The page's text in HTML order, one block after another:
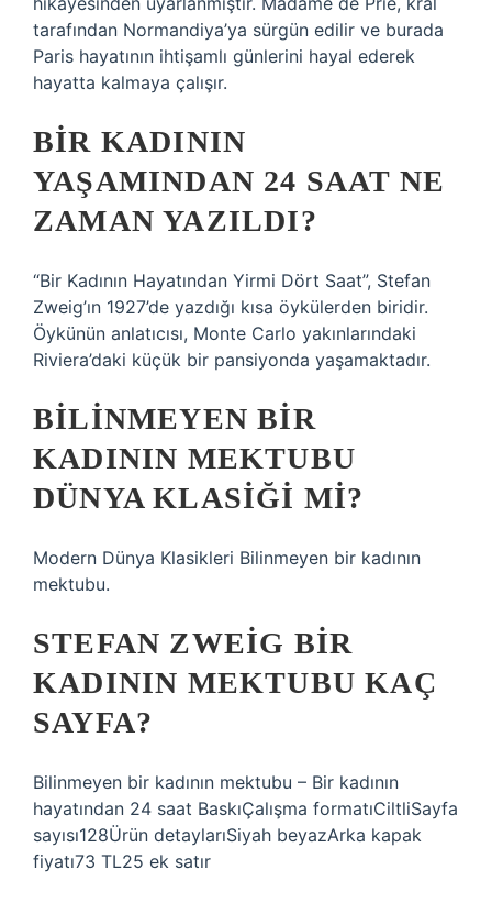
tarafından Normandiya’ya sürgün edilir ve burada
Paris hayatının ihtişamlı günlerini hayal ederek
hayatta kalmaya çalışır.
BIR KADININ
YAŞAMINDAN 24 SAAT NE
ZAMAN YAZILDI?
“Bir Kadının Hayatından Yirmi Dört Saat”, Stefan
Zweig’ın 1927’de yazdığı kısa öykülerden biridir.
Öykünün anlatıcısı, Monte Carlo yakınlarındaki
Riviera’daki küçük bir pansiyonda yaşamaktadır.
BILINMEYEN BIR
KADININ MEKTUBU
DÜNYA KLASIĞI MI?
Modern Dünya Klasikleri Bilinmeyen bir kadının
mektubu.
STEFAN ZWEIG BIR
KADININ MEKTUBU KAÇ
SAYFA?
Bilinmeyen bir kadının mektubu – Bir kadının
hayatından 24 saat BaskıÇalışma formatıCiltliSayfa
sayısı128Ürün detaylarıSiyah beyazArka kapak
fiyatı73 TL25 ek satır